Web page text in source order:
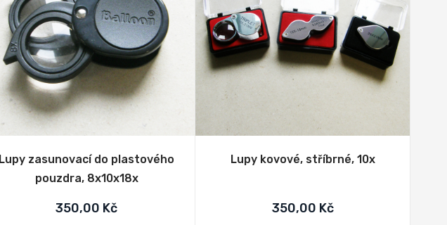
Lupy zasunovací do plastového
pouzdra, 8x10x18x
350,00 Kč
Lupy kovové, stříbrné, 10x
350,00 Kč